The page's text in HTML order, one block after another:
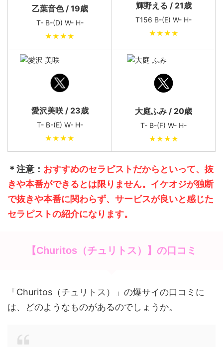
乙葉音色 / 19歳
T- B-(D) W- H-
★★★★
輝野える / 21歳
T156 B-(E) W- H-
★★★★
愛沢美咲 / 23歳
T- B-(E) W- H-
★★★★
大庭ふみ / 20歳
T- B-(F) W- H-
★★★★
＊注意： おすすめのセラピストだからといって、抜
きや本番ができるとは限りません。イケオジが独断
で抜きや本番に関わらず、サービスが良いと感じた
セラピストの紹介になります。
【Churitos（チュリトス）】の口コミ
「Churitos（チュリトス）」の爆サイの口コミに
は、どのようなものがあるのでしょうか。